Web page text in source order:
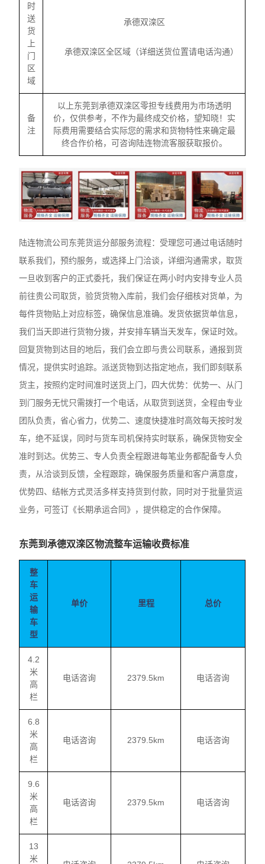
时
送
货
上
门
区
域
承德双滦区
承德双滦区全区域（详细送货位置请电话沟通）
备
注
以上东莞到承德双滦区零担专线费用为市场透明
价，仅供参考，不作为最终成交价格，望知晓！实
际费用需要结合实际您的需求和货物特性来确定最
终合作价格，可咨询陆连物流客服获取报价。
陆连物流公司东莞货运分部服务流程：受理您可通过电话随时
联系我们，预约服务，或选择上门洽谈，详细沟通需求，取货
一旦收到客户的正式委托，我们保证在两小时内安排专业人员
前往贵公司取货，验货货物入库前，我们会仔细核对货单，为
每件货物贴上对应标签，确保信息准确。发货依据货单信息，
我们当天即进行货物分拨，并安排车辆当天发车，保证时效。
回复货物到达目的地后，我们会立即与贵公司联系，通报到货
情况，提供实时追踪。派送货物到达指定地点，我们即刻联系
货主，按照约定时间准时送货上门，四大优势：优势一、从门
到门服务无忧只需拨打一个电话，从取货到送货，全程由专业
团队负责，省心省力，优势二、速度快捷准时高效每天按时发
车，绝不延误，同时与货车司机保持实时联系，确保货物安全
准时到达。优势三、专人负责全程跟进每笔业务都配备专人负
责，从洽谈到反馈，全程跟踪，确保服务质量和客户满意度，
优势四、结帐方式灵活多样支持货到付款，同时对于批量货运
业务，可签订《长期承运合同》，提供稳定的合作保障。
东莞到承德双滦区物流整车运输收费标准
整
车
运
输
车
型
单价 里程 总价
4.2
米
高
栏
电话咨询 2379.5km 电话咨询
6.8
米
高
栏
电话咨询 2379.5km 电话咨询
9.6
米
高
栏
电话咨询 2379.5km 电话咨询
13
米